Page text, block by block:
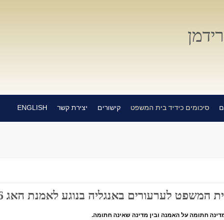
סיכומים כידיד בית המשפט קישורים יצירת קשר ENGLISH
לערעורים באנגליה בנוגע לאמנת האג 1996 בעניין ילדים
חתומה על האמנה ובין מדינה שאינה חתומה.